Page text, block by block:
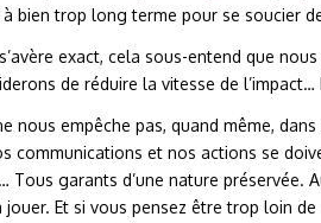
bien trop long terme pour se soucier
exact, cela sous-entend que
de réduire la vitesse de l’impact…
nous empêche pas, quand même,
communications et nos actions se
Tous garants d’une nature préservée.
Et si vous pensez être trop loin